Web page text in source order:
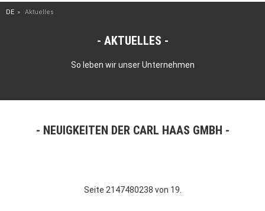
DE Aktuelles
AKTUELLES
So leben wir unser Unternehmen
NEUIGKEITEN DER CARL HAAS GMBH
Seite 2147480238 von 19.